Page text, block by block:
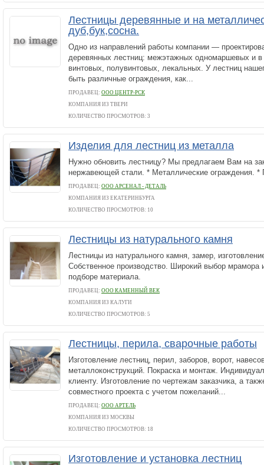
Лестницы деревянные и на
дуб,бук,сосна.
Одно из направлений работы компании —
деревянных лестниц: межэтажных одномаршевых и
винтовых, полувинтовых, лекальных. У лестниц
быть различные ограждения, как...
ПРОДАВЕЦ: ООО ЦЕНТР-РСК
КОМПАНИЯ ИЗ ТВЕРИ
КОЛИЧЕСТВО ПРОСМОТРОВ: 3
Изделия для лестниц из металла
Нужно обновить лестницу? Мы предлагаем Вам на
нержавеющей стали. * Металлические ограждения. *
ПРОДАВЕЦ: ООО АРСЕНАЛ - ДЕТАЛЬ
КОМПАНИЯ ИЗ ЕКАТЕРИНБУРГА
КОЛИЧЕСТВО ПРОСМОТРОВ: 10
Лестницы из натурального камня
Лестницы из натурального камня, замер,
Собственное производство. Широкий выбор мрамора
подборе материала.
ПРОДАВЕЦ: ООО КАМЕННЫЙ ВЕК
КОМПАНИЯ ИЗ КАЛУГИ
КОЛИЧЕСТВО ПРОСМОТРОВ: 5
Лестницы, перила, сварочные работы
Изготовление лестниц, перил, заборов, ворот,
металлоконструкций. Покраска и монтаж.
клиенту. Изготовление по чертежам заказчика, а
совместного проекта с учетом пожеланий...
ПРОДАВЕЦ: ООО АРТЕЛЬ
КОМПАНИЯ ИЗ МОСКВЫ
КОЛИЧЕСТВО ПРОСМОТРОВ: 18
Изготовление и установка лестниц